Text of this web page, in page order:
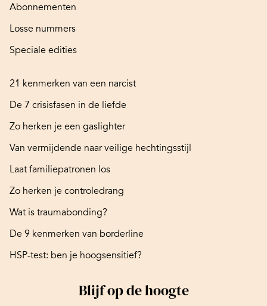
Abonnementen
Losse nummers
Speciale edities
21 kenmerken van een narcist
De 7 crisisfasen in de liefde
Zo herken je een gaslighter
Van vermijdende naar veilige hechtingsstijl
Laat familiepatronen los
Zo herken je controledrang
Wat is traumabonding?
De 9 kenmerken van borderline
HSP-test: ben je hoogsensitief?
Blijf op de hoogte